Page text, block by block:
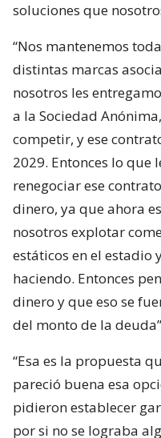
soluciones que
“Nos mantenemos
distintas marcas
nosotros les
a la Sociedad
competir, y ese
2029. Entonces lo que
renegociar ese
dinero, ya que ahora
nosotros explotar
estáticos en el estadio
haciendo. Entonces
dinero y que eso se
del monto de la
“Esa es la propuesta
pareció buena esa
pidieron establecer
por si no se lograba